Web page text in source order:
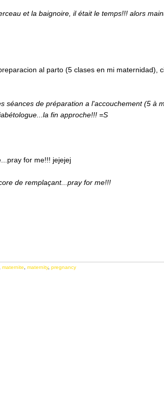
et la baignoire, il était le temps!!! alors
al parto (5 clases en mi maternidad),
séances de préparation a l'accouchement (5 à
fin approche!!! =S
for me!!! jejejej
de remplaçant...pray for me!!!
maternite maternity, pregnancy